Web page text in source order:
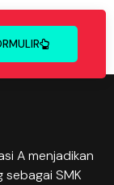
A menjadikan
sebagai SMK